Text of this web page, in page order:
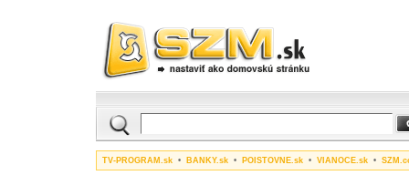
TV-PROGRAM.sk • BANKY.sk • POISTOVNE.sk • VIANOCE.sk •